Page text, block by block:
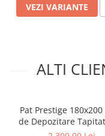
VEZI VARIANTE
ALTI
Pat Prestige 180x200
de Depozitare
Gri (cod:ML2514)